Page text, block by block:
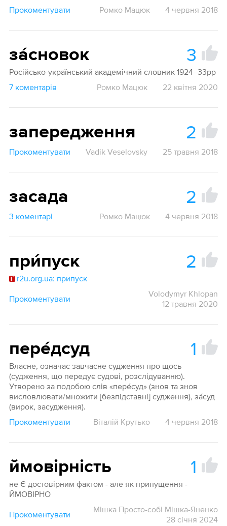
Прокоментувати Ромко Мацюк 4 червня 2018
за́сновок 3
Російсько-український академічний словник 1924–33рр
7 коментарів
Ромко Мацюк 22 квітня 2020
запередження 2
Прокоментувати Vadik Veselovsky 25 травня 2018
засада 2
3 коментарі Ромко Мацюк 4 червня 2018
при́пуск 2
r2u.org.ua: припуск
Прокоментувати
Volodymyr Khlopan
12 травня 2020
пере́дсуд 1
Власне, означає завчасне судження про щось
(судження, що передує судові, розслідуванню).
Утворено за подобою слів «пере́суд» (знов та знов
висловлювати/множити [безпідставні] судження), за́суд
(вирок, засудження).
Прокоментувати
Віталій Крутько 4 червня 2018
ймовірність 1
не Є достовірним фактом - але як припущення -
ЙМОВІРНО
Прокоментувати
Мішка Просто-собі Мішка-Яненко
28 січня 2024